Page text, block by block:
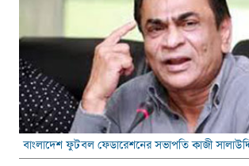
বাংলাদেশ ফুটবল ফেডারেশনের সভাপতি কাজী